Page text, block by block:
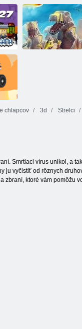
chlapcov 3d Strelci
Smrtiaci vírus unikol, a
ju vyčistiť od rôznych
ktoré vám